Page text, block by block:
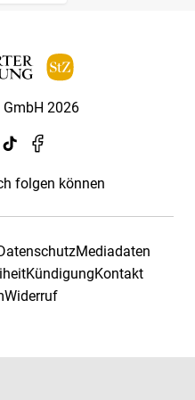
2026
folgen können
Mediadaten
KündigungKontakt
Widerruf